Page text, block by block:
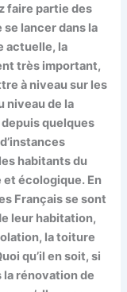
faire partie des
lancer dans la
actuelle, la
très important,
à niveau sur les
niveau de la
quelques
habitants du
et écologique. En
Français se sont
leur habitation,
la toiture
qu’il en soit, si
la rénovation de